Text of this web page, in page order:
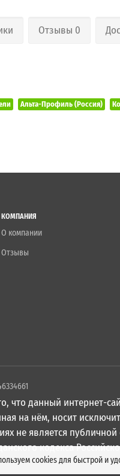
Отзывы 0
Альта-Профиль (Россия)
КОМПАНИЯ
О компании
Отзывы
что данный интернет-
на нём, носит
не является
кодекса
cookies для быстрой и